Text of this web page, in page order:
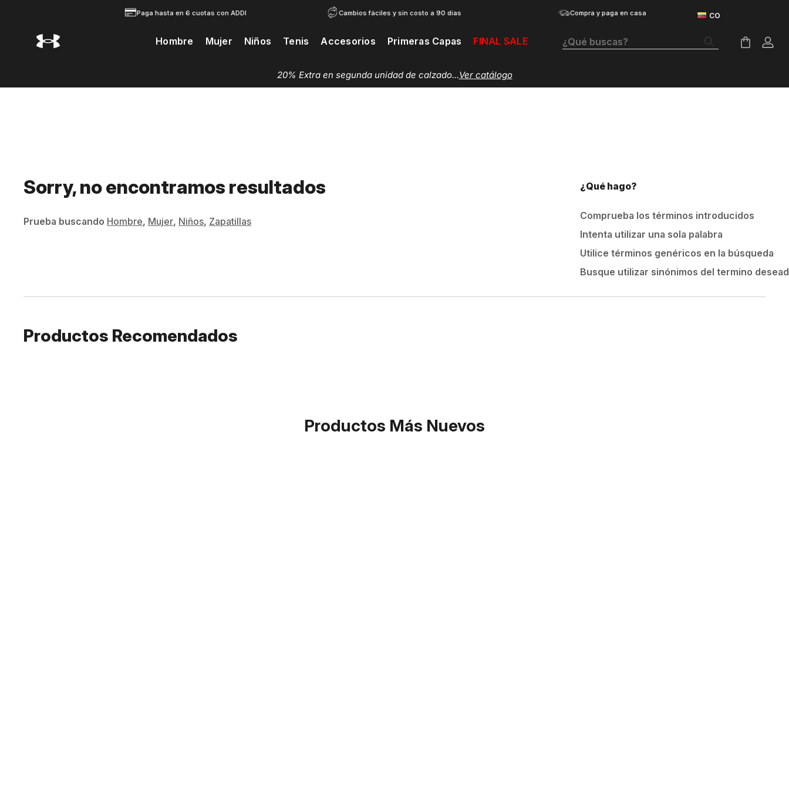
Paga hasta en 6 cuotas con ADDI Cambios fáciles y sin costo a 90 días Compra y paga en casa
Hombre Mujer Niños Tenis Accesorios Primeras Capas FINAL SALE ¿Qué buscas?
20% Extra en segunda unidad de calzado...Ver catálogo
Sorry, no encontramos resultados
Prueba buscando Hombre, Mujer, Niños, Zapatillas
¿Qué hago?
Comprueba los términos introducidos
Intenta utilizar una sola palabra
Utilice términos genéricos en la búsqueda
Busque utilizar sinónimos del termino
Productos Recomendados
Productos Más Nuevos
Botas
Guayos
Velociti Distance
Velociti